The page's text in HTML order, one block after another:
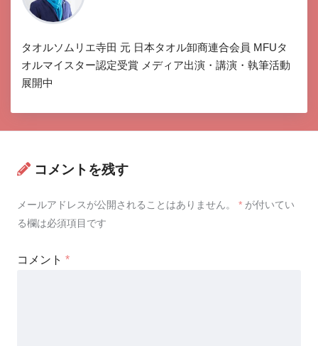
タオルソムリエ寺田 元 日本タオル卸商連合会員 MFUタ
オルマイスター認定受賞 メディア出演・講演・執筆活動
展開中
コメントを残す
メールアドレスが公開されることはありません。 * が付いてい
る欄は必須項目です
コメント *